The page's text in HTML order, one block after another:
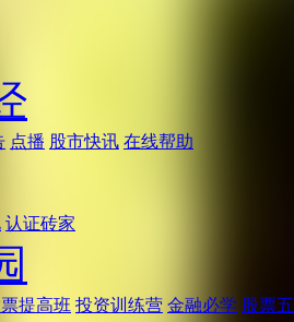
点播 股市快讯 在线帮助
认证砖家
票提高班 投资训练营 金融必学 股票